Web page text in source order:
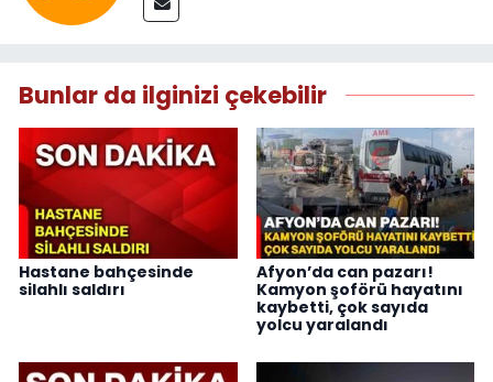
Bunlar da ilginizi çekebilir
Hastane bahçesinde
silahlı saldırı
Afyon’da can pazarı!
Kamyon şoförü hayatını
kaybetti, çok sayıda
yolcu yaralandı